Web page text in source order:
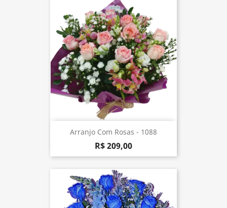
Arranjo Com Rosas - 1088
R$ 209,00